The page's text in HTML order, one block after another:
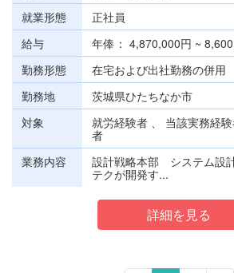
就業形態
正社員
給与
年俸
4,870,000円 ~
勤務形態
在宅および出社勤務の併用
勤務地
茨城県ひたちなか市
対象
就労経験者 、 当該実務経
者
業務内容
設計戦略本部 システム設
テクが開発す...
詳細を見る